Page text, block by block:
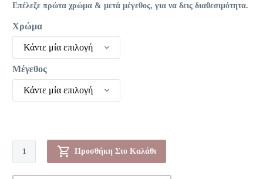
Επέλεξε πρώτα χρώμα & μετά μέγεθος, για να δεις διαθεσιμότητα.
Χρώμα
Κάντε μία επιλογή
Μέγεθος
Κάντε μία επιλογή
Κυλοτάκι-00Y10706
ποσότητα
Προσθήκη Στο Καλάθι